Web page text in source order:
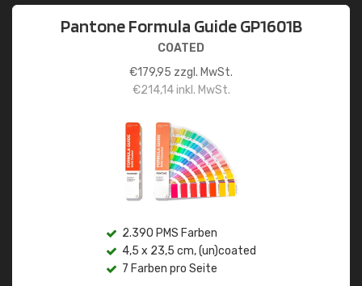
Pantone Formula Guide GP1601B
COATED
€179,95 zzgl. MwSt.
€214,14inkl. MwSt.
2.390 PMS Farben
4,5 x 23,5 cm, (un)coated
7 Farben pro Seite